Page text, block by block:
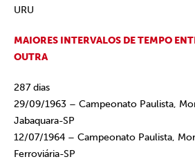
URU
MAIORES INTERVALOS DE TEMPO
OUTRA
287 dias
29/09/1963 – Campeonato Paulista,
Jabaquara-SP
12/07/1964 – Campeonato Paulista,
Ferroviária-SP